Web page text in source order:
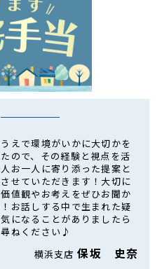
えで環境がいかに大切かを
ので、その経験と視点を活
お一人に寄り添った提案と
せていただきます！大切に
値観やお考えをぜひお聞か
お話しする中で生まれた疑
になることがありましたら
ねください♪
横浜支店保坂 史奈